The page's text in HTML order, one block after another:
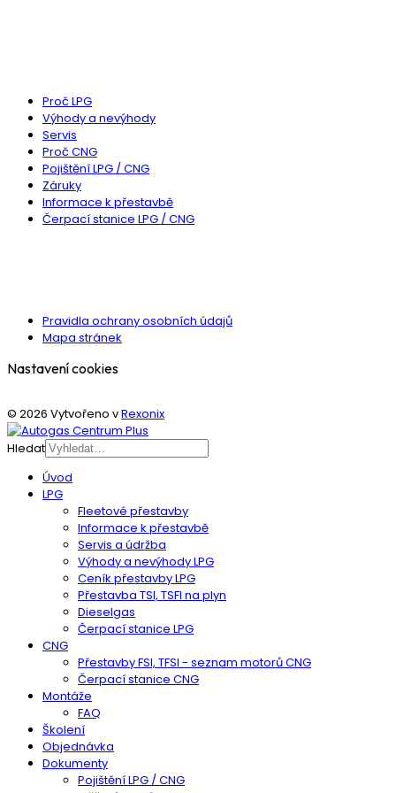
Proč LPG
Výhody a nevýhody
Servis
Proč CNG
Pojištění LPG / CNG
Záruky
Informace k přestavbě
Čerpací stanice LPG / CNG
Pravidla ochrany osobních údajů
Mapa stránek
Nastavení cookies
© 2026 Vytvořeno vRexonix
Hledat
Úvod
LPG
Fleetové přestavby
Informace k přestavbě
Servis a údržba
Výhody a nevýhody LPG
Ceník přestavby LPG
Přestavba TSI, TSFI na plyn
Dieselgas
Čerpací stanice LPG
CNG
Přestavby FSI, TFSI - seznam motorů CNG
Čerpací stanice CNG
Montáže
FAQ
Školení
Objednávka
Dokumenty
Pojištění LPG / CNG